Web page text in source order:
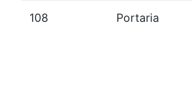
108 Portaria